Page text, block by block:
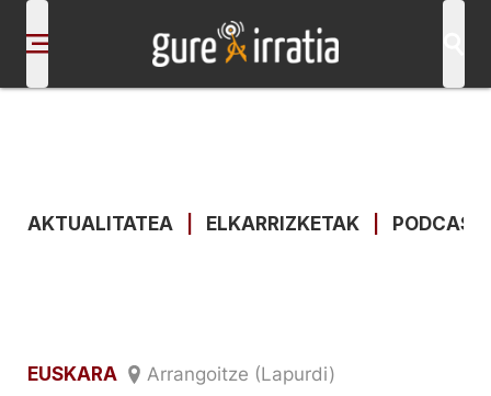
AKTUALITATEA ELKARRIZKETAK
EUSKARA Arrangoitze (Lapurdi)